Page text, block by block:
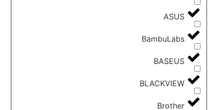
ASUS
BambuLabs
BASEUS
BLACKVIEW
Brother